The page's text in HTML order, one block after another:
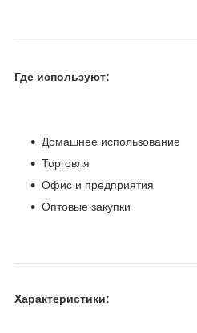
Где используют:
Домашнее использование
Торговля
Офис и предприятия
Оптовые закупки
Характеристики: